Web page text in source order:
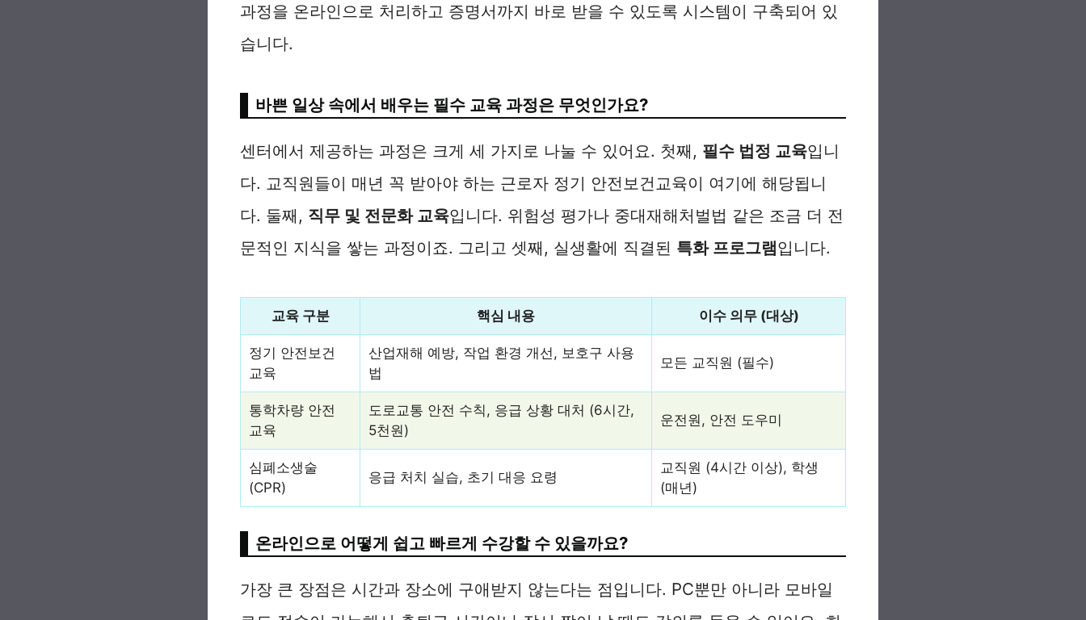
과정을 온라인으로 처리하고 증명서까지 바로 받을 수 있도록 시스템이 구축되어 있
습니다.
바쁜 일상 속에서 배우는 필수 교육 과정은 무엇인가요?
센터에서 제공하는 과정은 크게 세 가지로 나눌 수 있어요. 첫째, 필수 법정 교육입니
다. 교직원들이 매년 꼭 받아야 하는 근로자 정기 안전보건교육이 여기에 해당됩니
다. 둘째, 직무 및 전문화 교육입니다. 위험성 평가나 중대재해처벌법 같은 조금 더 전
문적인 지식을 쌓는 과정이죠. 그리고 셋째, 실생활에 직결된 특화 프로그램입니다.
교육 구분 핵심 내용 이수 의무 (대상)
정기 안전보건
교육
산업재해 예방, 작업 환경 개선, 보호구 사용
법
모든 교직원 (필수)
통학차량 안전
교육
도로교통 안전 수칙, 응급 상황 대처 (6시간,
5천원)
운전원, 안전 도우미
심폐소생술
(CPR)
응급 처치 실습, 초기 대응 요령
교직원 (4시간 이상), 학생
(매년)
온라인으로 어떻게 쉽고 빠르게 수강할 수 있을까요?
가장 큰 장점은 시간과 장소에 구애받지 않는다는 점입니다. PC뿐만 아니라 모바일